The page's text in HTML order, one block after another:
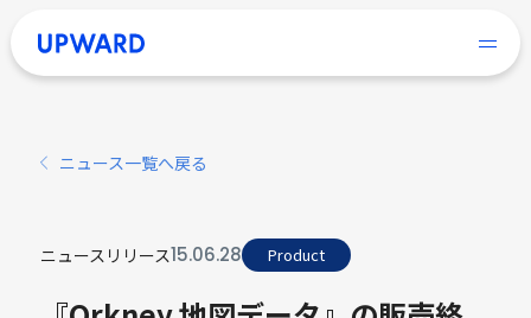
ニュース一覧へ戻る
ニュースリリース15.06.28 Product